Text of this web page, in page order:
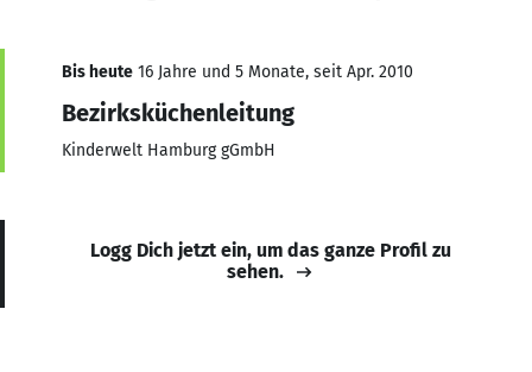
Bis heute 16 Jahre und 5 Monate, seit Apr. 2010
Bezirksküchenleitung
Kinderwelt Hamburg gGmbH
Logg Dich jetzt ein, um das ganze Profil zu
sehen.